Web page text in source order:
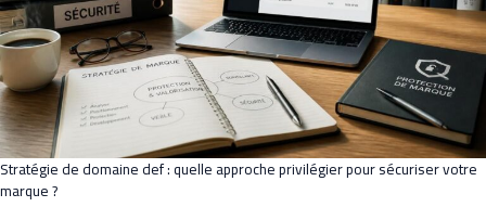
Stratégie de domaine def : quelle approche privilégier pour sécuriser votre
marque ?